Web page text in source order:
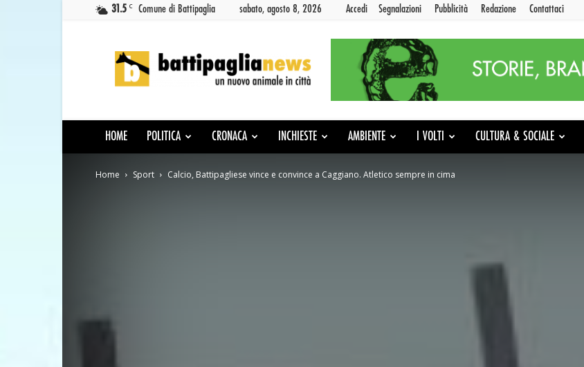
31.5 C Comune di Battipaglia sabato, agosto 8, 2026 Accedi Segnalazioni Pubblicità Redazione Contattaci
News
HOME POLITICA CRONACA INCHIESTE AMBIENTE I VOLTI CULTURA & SOCIALE
Home Sport Calcio, Battipagliese vince e convince a Caggiano. Atletico sempre in cima